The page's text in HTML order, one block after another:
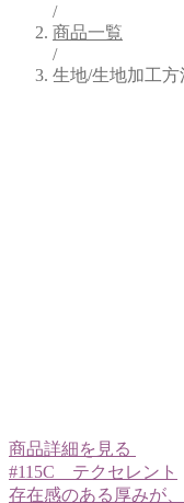
/
商品一覧
/
生地/生地加工方
商品詳細を見る
#115C テクセレント
存在感のある厚みが